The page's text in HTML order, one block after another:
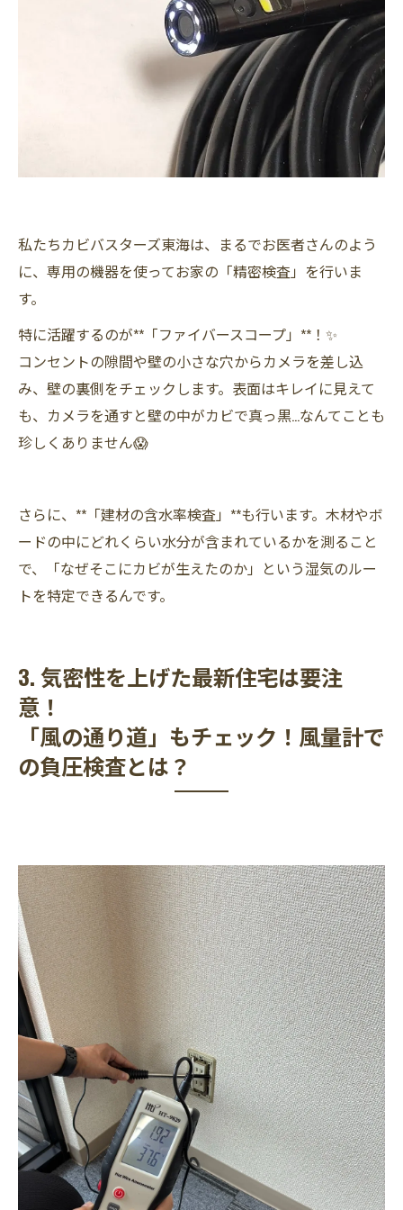
私たちカビバスターズ東海は、まるでお医者さんのよう
に、専用の機器を使ってお家の「精密検査」を行いま
す。
特に活躍するのが**「ファイバースコープ」**！✨
コンセントの隙間や壁の小さな穴からカメラを差し込
み、壁の裏側をチェックします。表面はキレイに見えて
も、カメラを通すと壁の中がカビで真っ黒…なんてことも
珍しくありません😱
さらに、**「建材の含水率検査」**も行います。木材やボ
ードの中にどれくらい水分が含まれているかを測ること
で、「なぜそこにカビが生えたのか」という湿気のルー
トを特定できるんです。
3. 気密性を上げた最新住宅は要注
意！
「風の通り道」もチェック！風量計で
の負圧検査とは？